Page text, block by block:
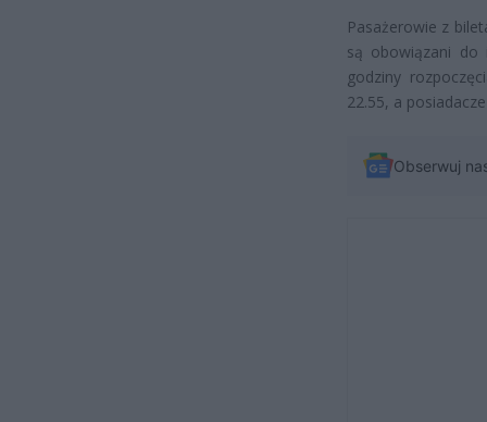
Pasażerowie z
są obowiązani do
godziny
22.55, a
Obserwuj